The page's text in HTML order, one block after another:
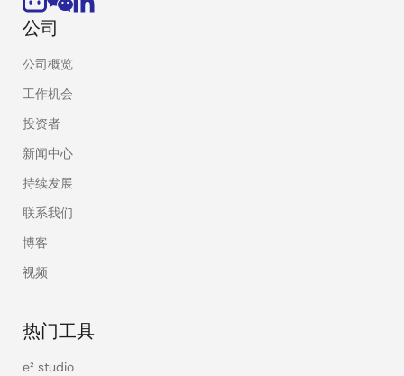
公司
公司概览
工作机会
投资者
新闻中心
持续发展
联系我们
博客
视频
热门工具
e² studio